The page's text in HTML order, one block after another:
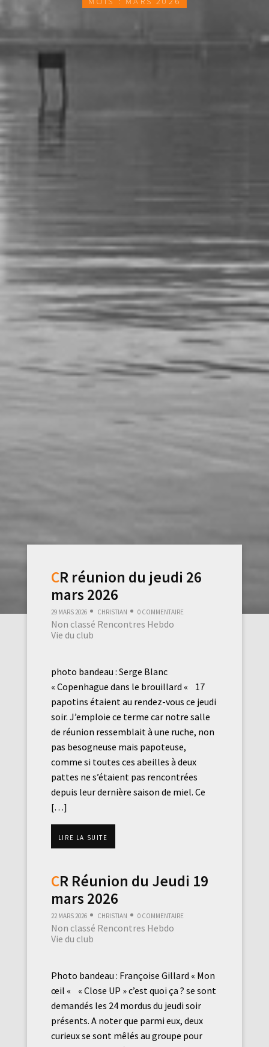
CR réunion du jeudi 26
mars 2026
29 mars 2026 Christian
0 commentaire
Non classé Rencontres Hebdo
Vie du club
photo bandeau : Serge Blanc
« Copenhague dans le brouillard « 17
papotins étaient au rendez-vous ce jeudi
soir. J’emploie ce terme car notre salle
de réunion ressemblait à une ruche, non
pas besogneuse mais papoteuse,
comme si toutes ces abeilles à deux
pattes ne s’étaient pas rencontrées
depuis leur dernière saison de miel. Ce
[…]
Lire la suite
CR Réunion du Jeudi 19
mars 2026
22 mars 2026 Christian
0 commentaire
Non classé Rencontres Hebdo
Vie du club
Photo bandeau : Françoise Gillard « Mon
œil « « Close UP » c’est quoi ça ? se sont
demandés les 24 mordus du jeudi soir
présents. A noter que parmi eux, deux
curieux se sont mêlés au groupe pour